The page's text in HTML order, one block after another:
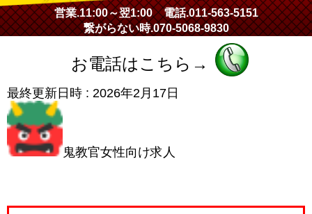
営業.11:00～翌1:00電話.011-563-5151
繋がらない時.070-5068-9830
お電話はこちら→
最終更新日時 : 2026年2月17日
鬼教官女性向け求人